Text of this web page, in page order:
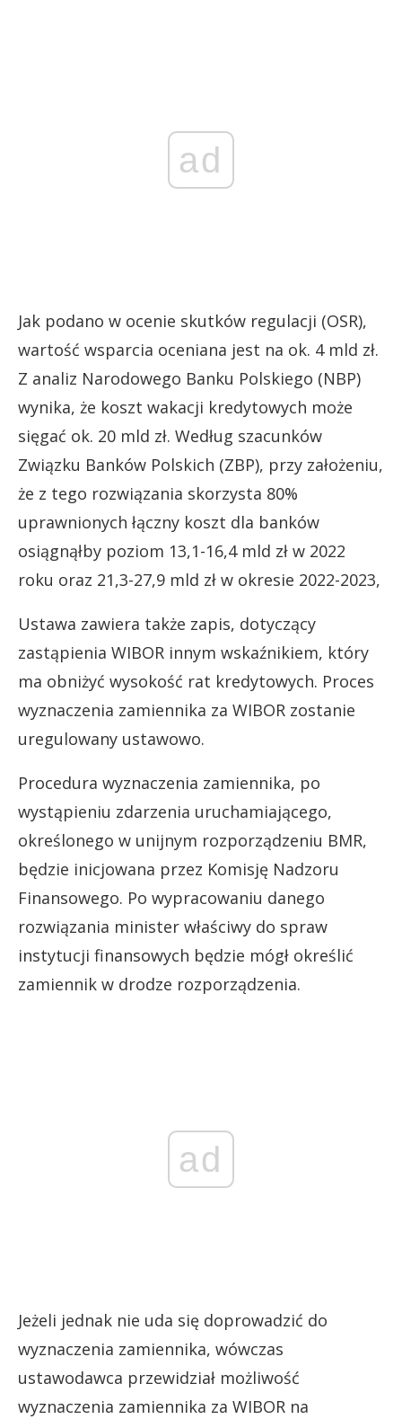
ad
Jak podano w ocenie skutków regulacji (OSR),
wartość wsparcia oceniana jest na ok. 4 mld zł.
Z analiz Narodowego Banku Polskiego (NBP)
wynika, że koszt wakacji kredytowych może
sięgać ok. 20 mld zł. Według szacunków
Związku Banków Polskich (ZBP), przy założeniu,
że z tego rozwiązania skorzysta 80%
uprawnionych łączny koszt dla banków
osiągnąłby poziom 13,1-16,4 mld zł w 2022
roku oraz 21,3-27,9 mld zł w okresie 2022-2023,
Ustawa zawiera także zapis, dotyczący
zastąpienia WIBOR innym wskaźnikiem, który
ma obniżyć wysokość rat kredytowych. Proces
wyznaczenia zamiennika za WIBOR zostanie
uregulowany ustawowo.
Procedura wyznaczenia zamiennika, po
wystąpieniu zdarzenia uruchamiającego,
określonego w unijnym rozporządzeniu BMR,
będzie inicjowana przez Komisję Nadzoru
Finansowego. Po wypracowaniu danego
rozwiązania minister właściwy do spraw
instytucji finansowych będzie mógł określić
zamiennik w drodze rozporządzenia.
ad
Jeżeli jednak nie uda się doprowadzić do
wyznaczenia zamiennika, wówczas
ustawodawca przewidział możliwość
wyznaczenia zamiennika za WIBOR na